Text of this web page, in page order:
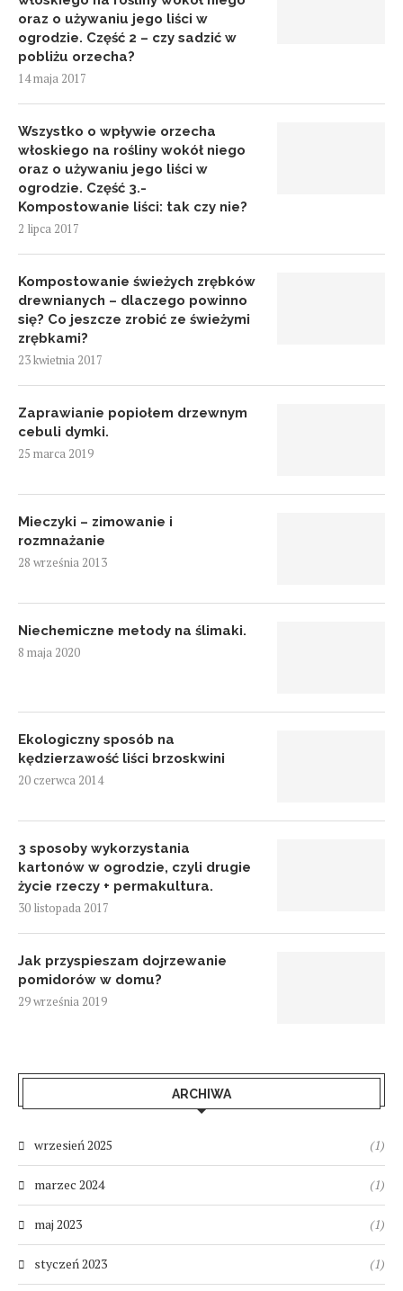
oraz o używaniu jego liści w
ogrodzie. Część 2 – czy sadzić w
pobliżu orzecha?
14 maja 2017
Wszystko o wpływie orzecha
włoskiego na rośliny wokół niego
oraz o używaniu jego liści w
ogrodzie. Część 3.-
Kompostowanie liści: tak czy nie?
2 lipca 2017
Kompostowanie świeżych zrębków
drewnianych – dlaczego powinno
się? Co jeszcze zrobić ze świeżymi
zrębkami?
23 kwietnia 2017
Zaprawianie popiołem drzewnym
cebuli dymki.
25 marca 2019
Mieczyki – zimowanie i
rozmnażanie
28 września 2013
Niechemiczne metody na ślimaki.
8 maja 2020
Ekologiczny sposób na
kędzierzawość liści brzoskwini
20 czerwca 2014
3 sposoby wykorzystania
kartonów w ogrodzie, czyli drugie
życie rzeczy + permakultura.
30 listopada 2017
Jak przyspieszam dojrzewanie
pomidorów w domu?
29 września 2019
ARCHIWA
wrzesień 2025 (1)
marzec 2024 (1)
maj 2023 (1)
styczeń 2023 (1)